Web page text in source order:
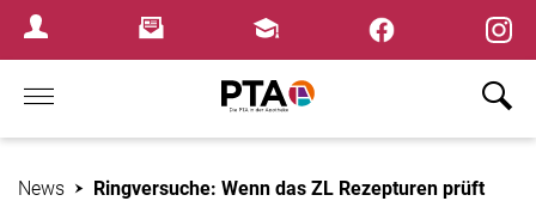
Login MenuNewsletterFortbildungen
Home
News Ringversuche: Wenn das ZL Rezepturen prüft
×